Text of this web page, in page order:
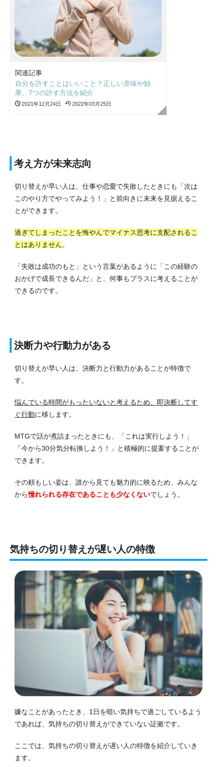
関連記事
自分を許すことはいいこと？正しい意味や効
果、7つの許す方法を紹介
2021年12月24日 2022年03月25日
考え方が未来志向
切り替えが早い人は、仕事や恋愛で失敗したときにも「次は
このやり方でやってみよう！」と前向きに未来を見据えるこ
とができます。
過ぎてしまったことを悔やんでマイナス思考に支配されるこ
とはありません。
「失敗は成功のもと」という言葉があるように「この経験の
おかげで成長できるんだ」と、何事もプラスに考えることが
できるのです。
決断力や行動力がある
切り替えが早い人は、決断力と行動力があることが特徴で
す。
悩んでいる時間がもったいないと考えるため、即決断してす
ぐ行動に移します。
MTGで話が煮詰まったときにも、「これは実行しよう！」
「今から30分気分転換しよう！」と積極的に提案することが
できます。
その頼もしい姿は、誰から見ても魅力的に映るため、みんな
から憧れられる存在であることも少なくないでしょう。
気持ちの切り替えが遅い人の特徴
嫌なことがあったとき、1日を暗い気持ちで過ごしているよう
であれば、気持ちの切り替えができていない証拠です。
ここでは、気持ちの切り替えが遅い人の特徴を紹介していき
ます。